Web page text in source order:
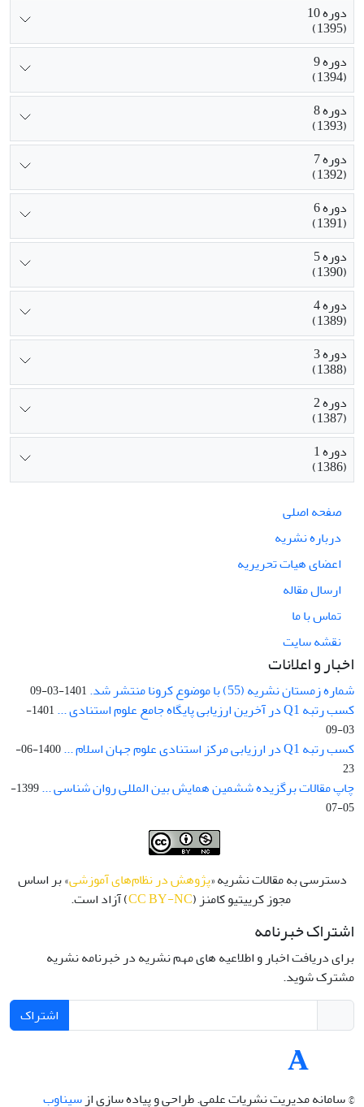
دوره 10
(1395)
دوره 9
(1394)
دوره 8
(1393)
دوره 7
(1392)
دوره 6
(1391)
دوره 5
(1390)
دوره 4
(1389)
دوره 3
(1388)
دوره 2
(1387)
دوره 1
(1386)
صفحه اصلی
درباره نشریه
اعضای هیات تحریریه
ارسال مقاله
تماس با ما
نقشه سایت
اخبار و اعلانات
شماره زمستان نشریه (55) با موضوع کرونا منتشر شد. 1401-03-09
کسب رتبه Q1 در آخرین ارزیابی پایگاه جامع علوم استنادی ...
1401-
03-09
کسب رتبه Q1 در ارزیابی مرکز استنادی علوم جهان اسلام ...
1400-06-
23
چاپ مقالات برگزیده ششمین همایش بین المللی روان شناسی ...
1399-
05-07
دسترسی به مقالات نشریه «پژوهش در نظام‌های آموزشی» بر اساس
مجوز کرییتیو کامنز (CC BY-NC) آزاد است.
اشتراک خبرنامه
برای دریافت اخبار و اطلاعیه های مهم نشریه در خبرنامه نشریه
مشترک شوید.
اشتراک
© سامانه مدیریت نشریات علمی.طراحی و پیاده سازی از سیناوب